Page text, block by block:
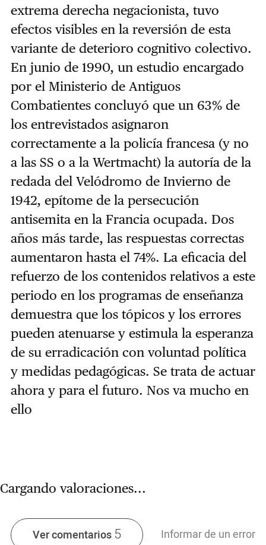
extrema derecha negacionista, tuvo
efectos visibles en la reversión de esta
variante de deterioro cognitivo colectivo.
En junio de 1990, un estudio encargado
por el Ministerio de Antiguos
Combatientes concluyó que un 63% de
los entrevistados asignaron
correctamente a la policía francesa (y no
a las SS o a la Wertmacht) la autoría de la
redada del Velódromo de Invierno de
1942, epítome de la persecución
antisemita en la Francia ocupada. Dos
años más tarde, las respuestas correctas
aumentaron hasta el 74%. La eficacia del
refuerzo de los contenidos relativos a este
periodo en los programas de enseñanza
demuestra que los tópicos y los errores
pueden atenuarse y estimula la esperanza
de su erradicación con voluntad política
y medidas pedagógicas. Se trata de actuar
ahora y para el futuro. Nos va mucho en
ello
Cargando valoraciones...
Ver comentarios 5 Informar de un error